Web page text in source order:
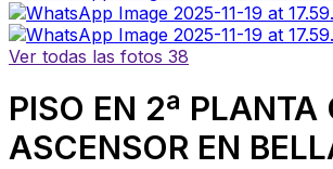
Ver todas las fotos 38
PISO EN 2ª PLANTA
ASCENSOR EN